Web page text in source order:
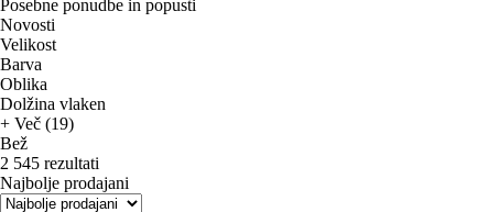
Posebne ponudbe in popusti
Novosti
Velikost
Barva
Oblika
Dolžina vlaken
+ Več (19)
Bež
2 545 rezultati
Najbolje prodajani